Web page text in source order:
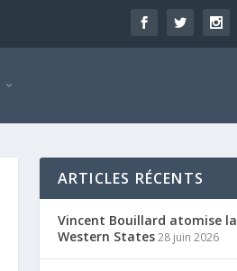
ARTICLES RÉCENTS
Vincent Bouillard atomise la
Western States28 juin 2026